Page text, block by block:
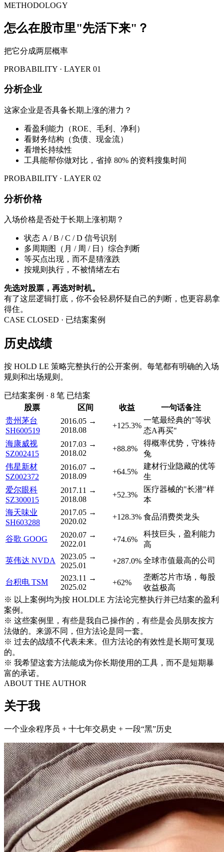
METHODOLOGY
怎么在股市里"先活下来"？
把它分成两层概率
PROBABILITY · LAYER 01
分析企业
这家企业是否具备长期上涨的潜力？
看盈利能力（ROE、毛利、净利）
看财务结构（负债、现金流）
看增长持续性
工具能帮你做对比，省掉 80% 的资料搜集时间
PROBABILITY · LAYER 02
分析价格
入场价格是否处于长期上涨初期？
状态 A / B / C / D 信号识别
多周期图（月 / 周 / 日）综合判断
等买点出现，而不是猜涨跌
按规则执行，不被情绪左右
先选对股票，再选对时机。
有了这层逻辑打底，你不会轻易怀疑自己的判断，也更容易拿
得住。
CASE CLOSED · 已结案案例
历史战绩
按 HOLD LE 策略完整执行的公开案例。每笔都有明确的入场
规则和出场规则。
已结案案例 · 8 笔 已结案
股票
区间 收益
一句话备注
贵州茅台
SH600519
2016.05 →
2018.08
+125.3%
一笔最经典的"等状
态A再买"
海康威视
SZ002415
2017.03 →
2018.02
+88.8%
得概率优势，守株待
兔
伟星新材
SZ002372
2016.07 →
2018.09
+64.5%
建材行业隐藏的优等
生
爱尔眼科
SZ300015
2017.11 →
2018.08
+52.3%
医疗器械的"长潜"样
本
海天味业
SH603288
2017.05 →
2020.02
+128.3% 食品消费类龙头
谷歌 GOOG
2020.07 →
2022.01
+74.6%
科技巨头，盈利能力
高
英伟达 NVDA
2023.05 →
2025.01
+287.0% 全球市值最高的公司
台积电 TSM
2023.11 →
2025.02
+62%
垄断芯片市场，每股
收益极高
※ 以上案例均为按 HOLDLE 方法论完整执行并已结案的盈利
案例。
※ 这些案例里，有些是我自己操作的，有些是会员朋友按方
法做的。来源不同，但方法论是同一套。
※ 过去的战绩不代表未来。但方法论的有效性是长期可复现
的。
※ 我希望这套方法能成为你长期使用的工具，而不是短期暴
富的承诺。
ABOUT THE AUTHOR
关于我
一个业余程序员 + 十七年交易史 + 一段“黑”历史